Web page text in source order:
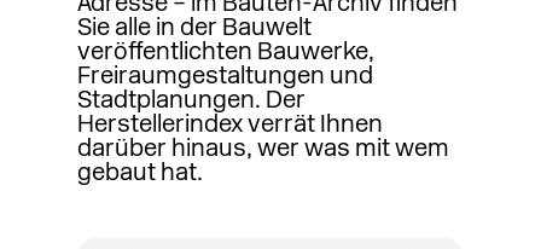
Adresse – im Bauten-Archiv finden
Sie alle in der Bauwelt
veröffentlichten Bauwerke,
Freiraumgestaltungen und
Stadtplanungen. Der
Herstellerindex verrät Ihnen
darüber hinaus, wer was mit wem
gebaut hat.